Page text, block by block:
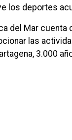
los deportes
del Mar
las
3.000